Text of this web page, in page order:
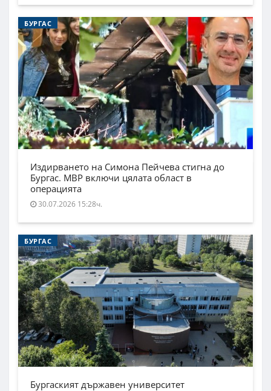
БУРГАС
Издирването на Симона Пейчева стигна до
Бургас. МВР включи цялата област в
операцията
30.07.2026 15:28ч.
БУРГАС
Бургаският държавен университет